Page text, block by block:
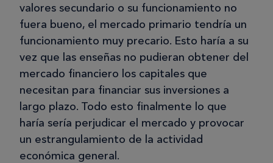
valores secundario o su funcionamiento no
fuera bueno, el mercado primario tendría un
funcionamiento muy precario. Esto haría a su
vez que las enseñas no pudieran obtener del
mercado financiero los capitales que
necesitan para financiar sus inversiones a
largo plazo. Todo esto finalmente lo que
haría sería perjudicar el mercado y provocar
un estrangulamiento de la actividad
económica general.